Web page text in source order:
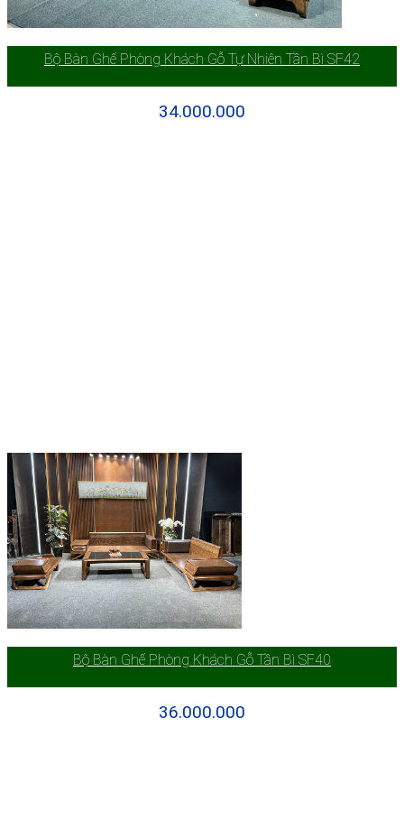
Bộ Bàn Ghế Phòng Khách Gỗ Tự Nhiên Tần Bì SF42
34.000.000
Bộ Bàn Ghế Phòng Khách Gỗ Tần Bì SF40
36.000.000